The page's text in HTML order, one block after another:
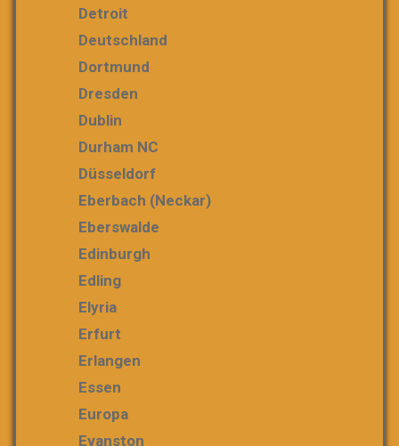
Detroit
Deutschland
Dortmund
Dresden
Dublin
Durham NC
Düsseldorf
Eberbach (Neckar)
Eberswalde
Edinburgh
Edling
Elyria
Erfurt
Erlangen
Essen
Europa
Evanston